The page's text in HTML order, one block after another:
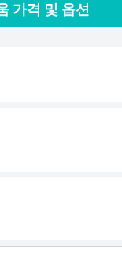
등이 있습니다. 유리
. 모래뱀장어, 보통
있습니다. 마지막으로
기와 강연도 제공하여
있도록 도와주는 것
가격 및 옵션